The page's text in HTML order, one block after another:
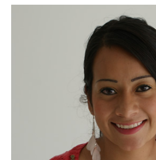
Trabajo Social